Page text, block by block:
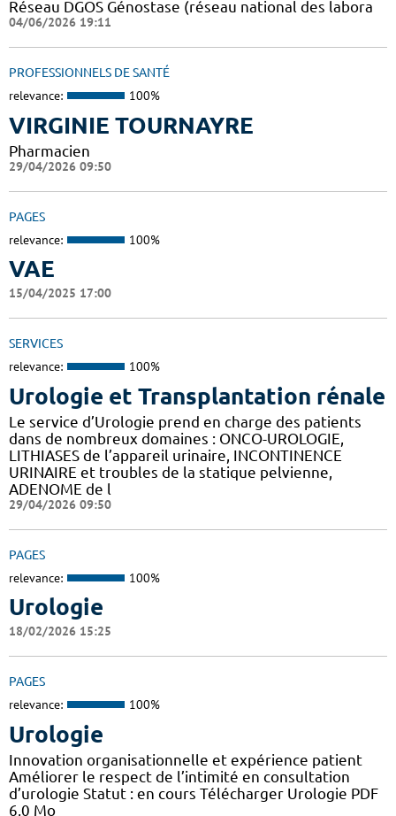
Réseau DGOS Génostase (réseau national des labora
04/06/2026 19:11
PROFESSIONNELS DE SANTÉ
relevance: 100%
VIRGINIE TOURNAYRE
Pharmacien
29/04/2026 09:50
PAGES
relevance: 100%
VAE
15/04/2025 17:00
SERVICES
relevance: 100%
Urologie et Transplantation rénale
Le service d’Urologie prend en charge des patients
dans de nombreux domaines : ONCO-UROLOGIE,
LITHIASES de l’appareil urinaire, INCONTINENCE
URINAIRE et troubles de la statique pelvienne,
ADENOME de l
29/04/2026 09:50
PAGES
relevance: 100%
Urologie
18/02/2026 15:25
PAGES
relevance: 100%
Urologie
Innovation organisationnelle et expérience patient
Améliorer le respect de l’intimité en consultation
d’urologie Statut : en cours Télécharger Urologie PDF
6,0 Mo